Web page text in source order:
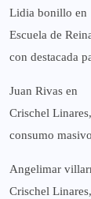
Lidia bonillo en
Escuela de
con destacada
Juan Rivas en
Crischel
consumo
Angelimar
Crischel